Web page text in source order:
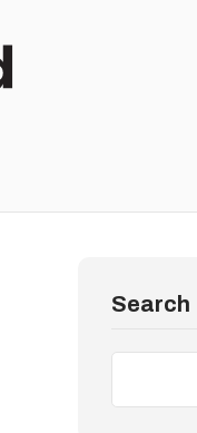
Search